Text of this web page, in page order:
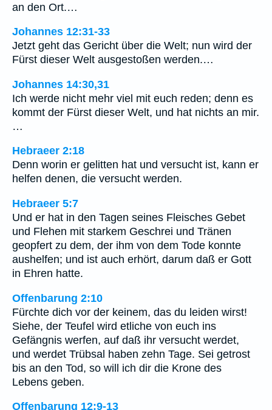
an den Ort.…
Johannes 12:31-33
Jetzt geht das Gericht über die Welt; nun wird der
Fürst dieser Welt ausgestoßen werden.…
Johannes 14:30,31
Ich werde nicht mehr viel mit euch reden; denn es
kommt der Fürst dieser Welt, und hat nichts an mir.
…
Hebraeer 2:18
Denn worin er gelitten hat und versucht ist, kann er
helfen denen, die versucht werden.
Hebraeer 5:7
Und er hat in den Tagen seines Fleisches Gebet
und Flehen mit starkem Geschrei und Tränen
geopfert zu dem, der ihm von dem Tode konnte
aushelfen; und ist auch erhört, darum daß er Gott
in Ehren hatte.
Offenbarung 2:10
Fürchte dich vor der keinem, das du leiden wirst!
Siehe, der Teufel wird etliche von euch ins
Gefängnis werfen, auf daß ihr versucht werdet,
und werdet Trübsal haben zehn Tage. Sei getrost
bis an den Tod, so will ich dir die Krone des
Lebens geben.
Offenbarung 12:9-13